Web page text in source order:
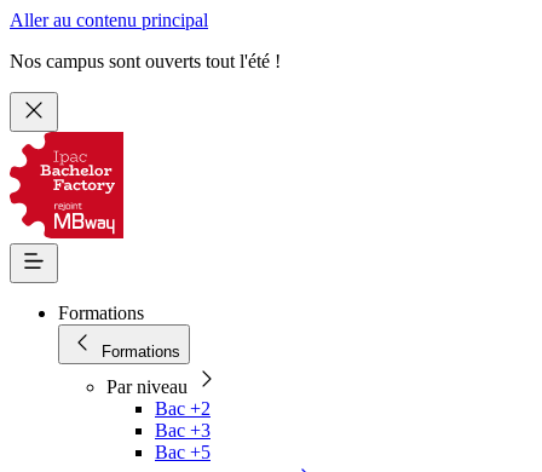
Aller au contenu principal
Nos campus sont ouverts tout l'été !
Formations
Formations
Par niveau
Bac +2
Bac +3
Bac +5